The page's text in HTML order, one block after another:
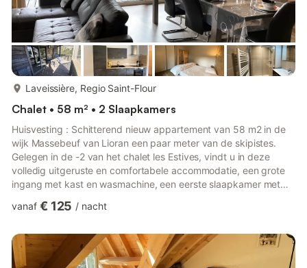
Laveissière, Regio Saint-Flour
Chalet • 58 m² • 2 Slaapkamers
Huisvesting : Schitterend nieuw appartement van 58 m2 in de
wijk Massebeuf van Lioran een paar meter van de skipistes.
Gelegen in de -2 van het chalet les Estives, vindt u in deze
volledig uitgeruste en comfortabele accommodatie, een grote
ingang met kast en wasmachine, een eerste slaapkamer met
een tweepersoonsbed 160x200. Elk heeft een opslagkast. Een
beschikking. Een grote woonkamer met tv en een slaapbank in
140x190, open op de ingerichte keuken (magnetron, oven,
vanaf € 125 / nacht